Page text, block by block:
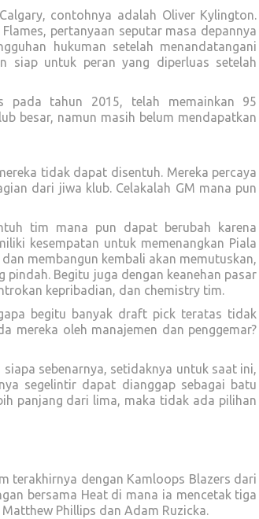
contohnya adalah Oliver Kylington.
pertanyaan seputar masa depannya
hukuman setelah menandatangani
siap untuk peran yang diperluas setelah
pada tahun 2015, telah memainkan 95
besar, namun masih belum mendapatkan
tidak dapat disentuh. Mereka percaya
dari jiwa klub. Celakalah GM mana pun
tim mana pun dapat berubah karena
kesempatan untuk memenangkan Piala
membangun kembali akan memutuskan,
Begitu juga dengan keanehan pasar
kepribadian, dan chemistry tim.
begitu banyak draft pick teratas tidak
mereka oleh manajemen dan penggemar?
sebenarnya, setidaknya untuk saat ini,
segelintir dapat dianggap sebagai batu
panjang dari lima, maka tidak ada pilihan
terakhirnya dengan Kamloops Blazers dari
bersama Heat di mana ia mencetak tiga
Phillips dan Adam Ruzicka.